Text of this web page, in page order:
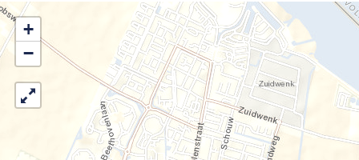
+
−